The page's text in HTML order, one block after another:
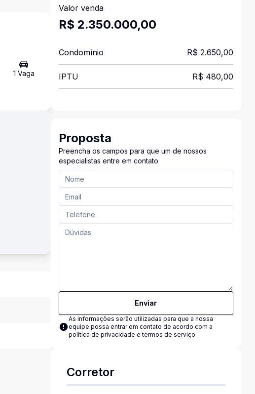
1 Vaga
Valor venda
R$ 2.350.000,00
Condomínio R$ 2.650,00
IPTU R$ 480,00
Proposta
Preencha os campos para que um de nossos
especialistas entre em contato
Enviar
As informações serão utilizadas para que a nossa
equipe possa entrar em contato de acordo com a
política de privacidade e termos de serviço
Corretor